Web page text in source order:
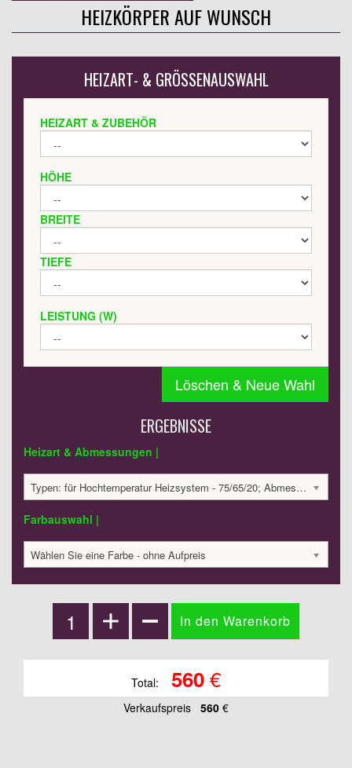
HEIZKÖRPER AUF WUNSCH
HEIZART- & GRÖSSENAUSWAHL
HEIZART & ZUBEHÖR
HÖHE
BREITE
TIEFE
LEISTUNG (W)
Löschen & Neue Wahl
ERGEBNISSE
Heizart & Abmessungen |
Typen: für Hochtemperatur Heizsystem - 75/65/20; Abmessungen: 225x400x32 mm ; 110 Watt:; 560.29 €
Farbauswahl |
Wählen Sie eine Farbe - ohne Aufpreis
Total: 560€
Verkaufspreis 560 €